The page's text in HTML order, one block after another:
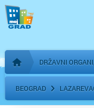
Početna stranica
DRŽAVNI
BEOGRAD